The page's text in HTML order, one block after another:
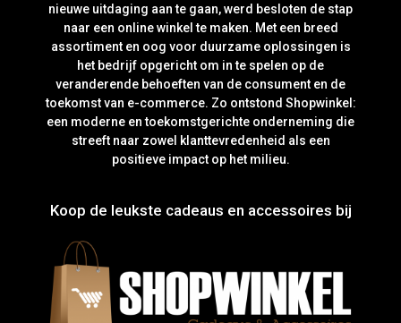
nieuwe uitdaging aan te gaan, werd besloten de stap
naar een online winkel te maken. Met een breed
assortiment en oog voor duurzame oplossingen is
het bedrijf opgericht om in te spelen op de
veranderende behoeften van de consument en de
toekomst van e-commerce. Zo ontstond Shopwinkel:
een moderne en toekomstgerichte onderneming die
streeft naar zowel klanttevredenheid als een
positieve impact op het milieu.
Koop de leukste cadeaus en accessoires bij